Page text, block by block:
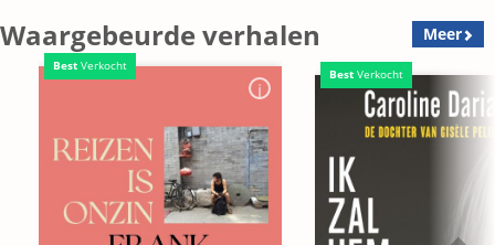
Waargebeurde verhalen Meer
Best Verkocht
Best Verkocht